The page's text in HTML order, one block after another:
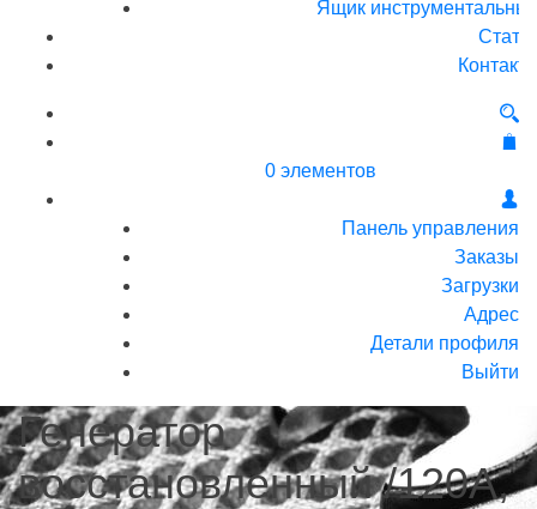
Ящик
0 элементов
Панель управления
Заказы
Загрузки
Адрес
Детали профиля
Выйти
Генератор
восстановленный /120A,